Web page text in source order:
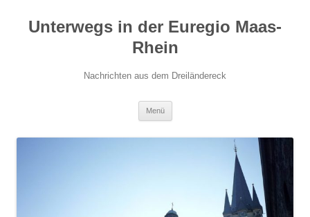
springen
Unterwegs in der Euregio Maas-
Rhein
Nachrichten aus dem Dreiländereck
Menü